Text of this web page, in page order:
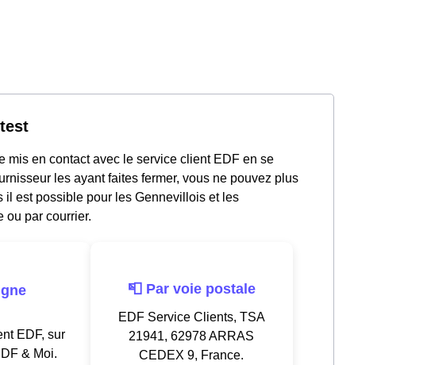
mis en contact avec le service client EDF en se
les ayant faites fermer, vous ne pouvez plus
il est possible pour les Gennevillois et les
ou par courrier.
EDF, sur
& Moi.
📮 Par voie postale
EDF Service Clients, TSA
21941, 62978 ARRAS
CEDEX 9, France.